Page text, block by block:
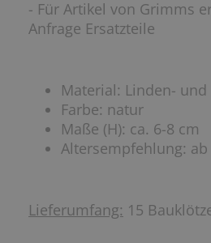
- Für Artikel von Grimms
Anfrage Ersatzteile
Material: Linden-
Farbe: natur
Maße (H): ca. 6-8 cm
Altersempfehlung: ab
Lieferumfang: 15